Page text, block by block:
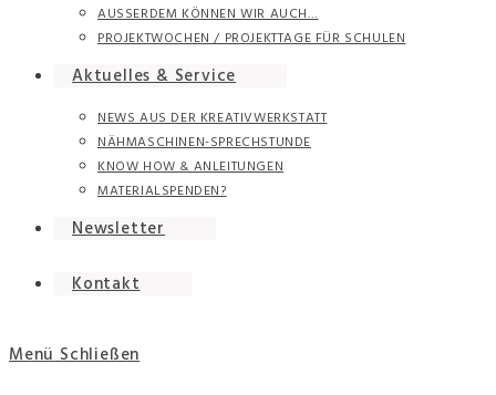
AUSSERDEM KÖNNEN WIR AUCH…
PROJEKTWOCHEN / PROJEKTTAGE FÜR SCHULEN
Aktuelles & Service
NEWS AUS DER KREATIVWERKSTATT
NÄHMASCHINEN-SPRECHSTUNDE
KNOW HOW & ANLEITUNGEN
MATERIALSPENDEN?
Newsletter
Kontakt
Menü Schließen